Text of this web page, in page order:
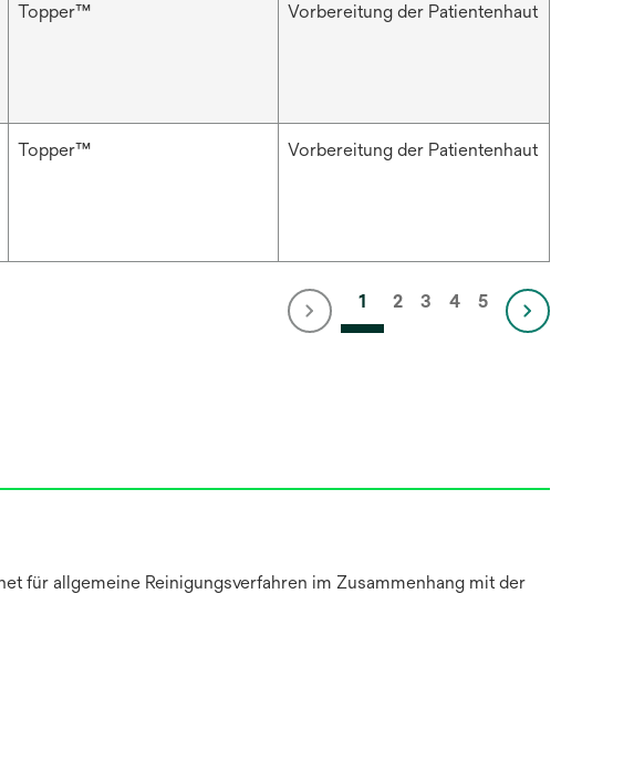
Topper™ Vorbereitung der Patientenhaut
Topper™ Vorbereitung der Patientenhaut
1 2 3 4 5
für allgemeine Reinigungsverfahren im Zusammenhang mit der